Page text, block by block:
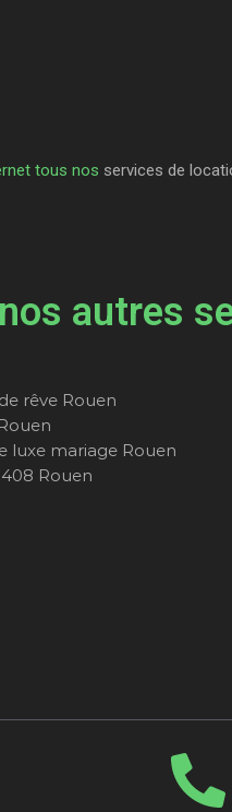
tous nos services de
autres
rêve Rouen
luxe mariage Rouen
Rouen